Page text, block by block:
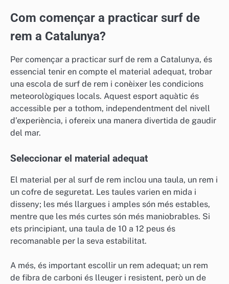
Com començar a practicar surf de
rem a Catalunya?
Per començar a practicar surf de rem a Catalunya, és
essencial tenir en compte el material adequat, trobar
una escola de surf de rem i conèixer les condicions
meteorològiques locals. Aquest esport aquàtic és
accessible per a tothom, independentment del nivell
d’experiència, i ofereix una manera divertida de gaudir
del mar.
Seleccionar el material adequat
El material per al surf de rem inclou una taula, un rem i
un cofre de seguretat. Les taules varien en mida i
disseny; les més llargues i amples són més estables,
mentre que les més curtes són més maniobrables. Si
ets principiant, una taula de 10 a 12 peus és
recomanable per la seva estabilitat.
A més, és important escollir un rem adequat; un rem
de fibra de carboni és lleuger i resistent, però un de